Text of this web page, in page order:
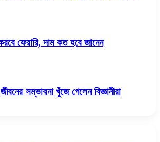
ফেরারি, দাম কত হবে জানেন
সম্ভাবনা খুঁজে পেলেন বিজ্ঞানীরা